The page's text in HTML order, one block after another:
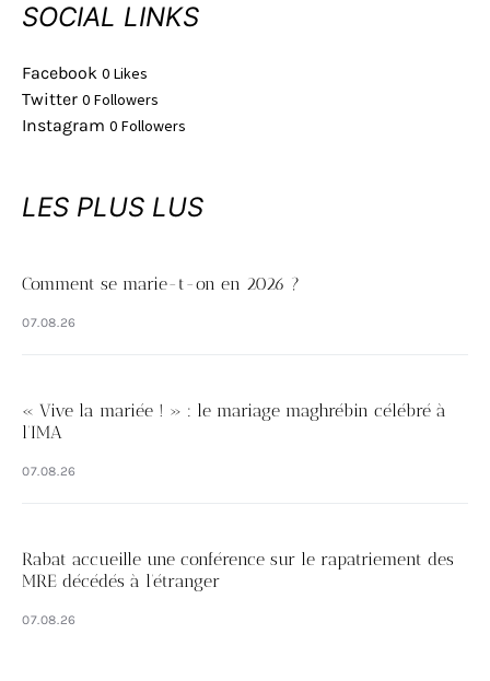
SOCIAL LINKS
Facebook 0 Likes
Twitter 0 Followers
Instagram 0 Followers
LES PLUS LUS
Comment se marie-t-on en 2026 ?
07.08.26
« Vive la mariée ! » : le mariage maghrébin célébré à
l’IMA
07.08.26
Rabat accueille une conférence sur le rapatriement des
MRE décédés à l’étranger
07.08.26